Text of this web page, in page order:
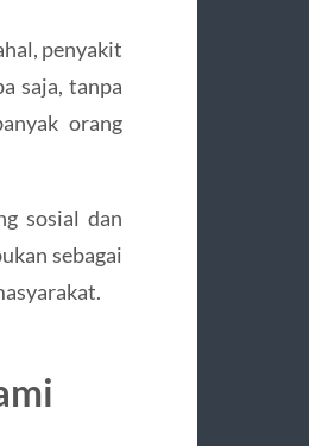
penyakit
saja, tanpa
orang
sosial dan
sebagai